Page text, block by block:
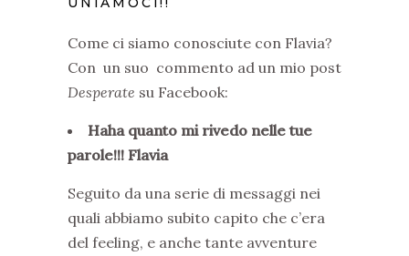
Come ci siamo conosciute con Flavia?
Con un suo commento ad un mio post
Desperate su Facebook:
Haha quanto mi rivedo nelle tue
parole!!! Flavia
Seguito da una serie di messaggi nei
quali abbiamo subito capito che c’era
del feeling, e anche tante avventure